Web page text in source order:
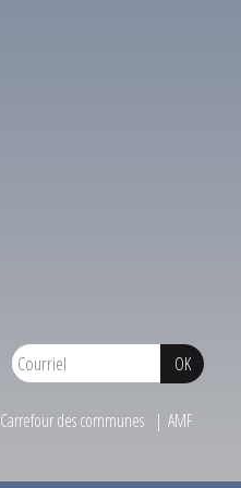
Carrefour des communes AMF